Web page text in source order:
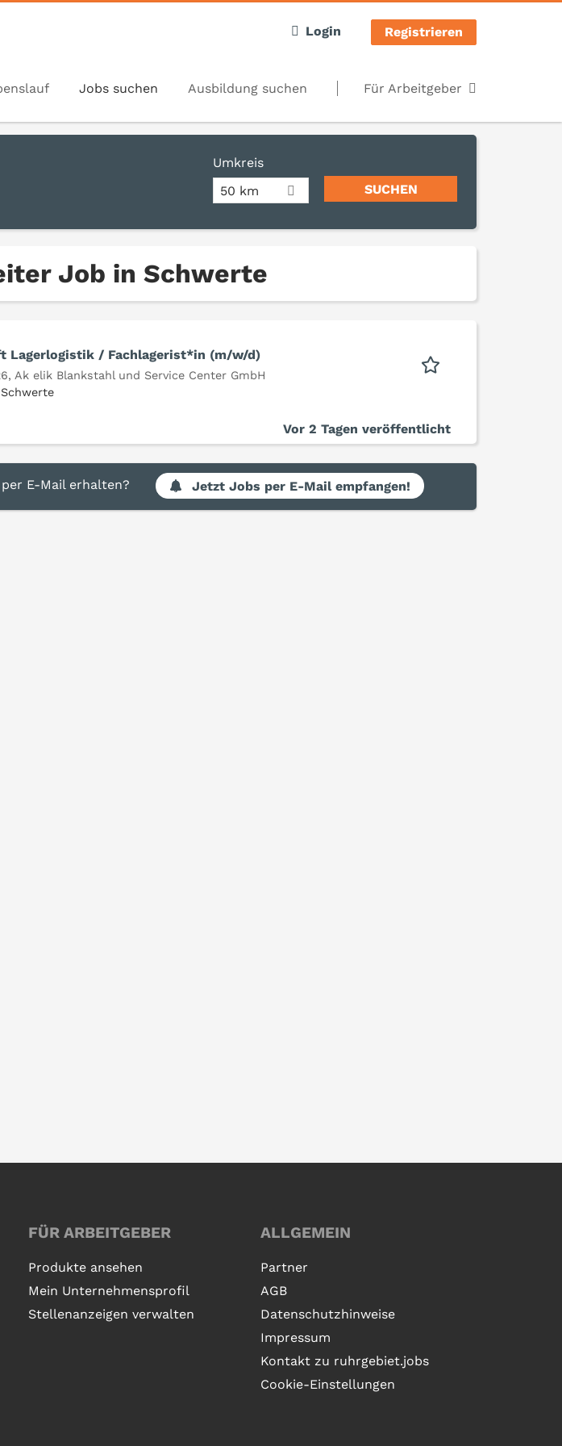
Login Registrieren
Jobs suchen Ausbildung suchen Für Arbeitgeber
Umkreis
50 km
Job in Schwerte
Lagerlogistik / Fachlagerist*in (m/w/d)
Ak elik Blankstahl und Service Center GmbH
Vor 2 Tagen veröffentlicht
E-Mail erhalten? Jetzt Jobs per E-Mail empfangen!
FÜR ARBEITGEBER
Produkte ansehen
Mein Unternehmensprofil
Stellenanzeigen verwalten
ALLGEMEIN
Partner
AGB
Datenschutzhinweise
Impressum
Kontakt zu ruhrgebiet.jobs
Cookie-Einstellungen